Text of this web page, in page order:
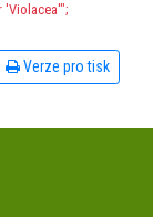
'Violacea'";
Verze pro tisk